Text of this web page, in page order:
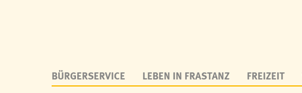
BÜRGERSERVICE LEBEN IN FRASTANZ FREIZEIT